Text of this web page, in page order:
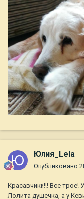
Юлия_Lela
Опубликовано
Красавчики!!! Все трое!
Лолита душечка, а у